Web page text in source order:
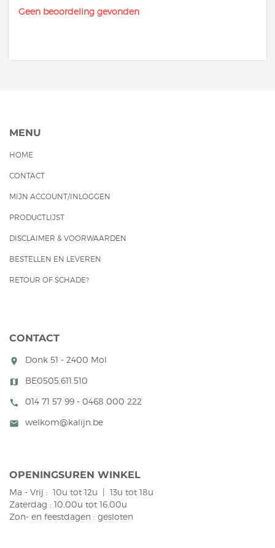
Geen beoordeling gevonden
MENU
HOME
CONTACT
MIJN ACCOUNT/INLOGGEN
PRODUCTLIJST
DISCLAIMER & VOORWAARDEN
BESTELLEN EN LEVEREN
RETOUR OF SCHADE?
CONTACT
room Donk 51 - 2400 Mol
map BE0505.611.510
call 014 71 57 99 - 0468 000 222
mail welkom@kalijn.be
OPENINGSUREN WINKEL
Ma - Vrij : 10u tot 12u | 13u tot 18u
Zaterdag : 10.00u tot 16.00u
Zon- en feestdagen : gesloten